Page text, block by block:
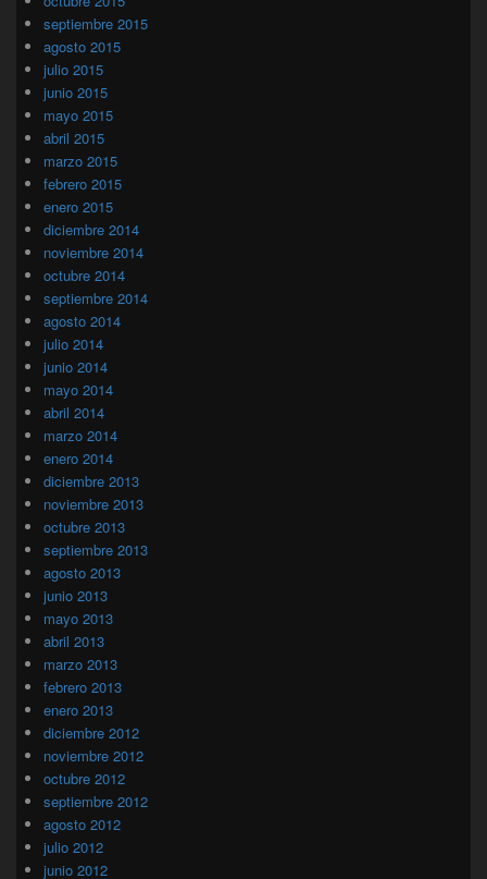
septiembre 2015
agosto 2015
julio 2015
junio 2015
mayo 2015
abril 2015
marzo 2015
febrero 2015
enero 2015
diciembre 2014
noviembre 2014
octubre 2014
septiembre 2014
agosto 2014
julio 2014
junio 2014
mayo 2014
abril 2014
marzo 2014
enero 2014
diciembre 2013
noviembre 2013
octubre 2013
septiembre 2013
agosto 2013
junio 2013
mayo 2013
abril 2013
marzo 2013
febrero 2013
enero 2013
diciembre 2012
noviembre 2012
octubre 2012
septiembre 2012
agosto 2012
julio 2012
junio 2012